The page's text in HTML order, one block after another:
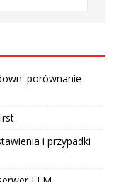
porównanie
i przypadki